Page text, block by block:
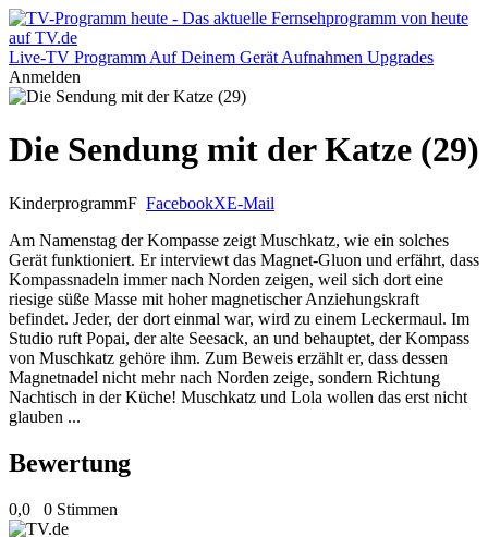
Live-TV Programm Auf Deinem Gerät Aufnahmen Upgrades
Anmelden
Die Sendung mit der Katze (29)
KinderprogrammF FacebookXE-Mail
Am Namenstag der Kompasse zeigt Muschkatz, wie ein solches
Gerät funktioniert. Er interviewt das Magnet-Gluon und erfährt, dass
Kompassnadeln immer nach Norden zeigen, weil sich dort eine
riesige süße Masse mit hoher magnetischer Anziehungskraft
befindet. Jeder, der dort einmal war, wird zu einem Leckermaul. Im
Studio ruft Popai, der alte Seesack, an und behauptet, der Kompass
von Muschkatz gehöre ihm. Zum Beweis erzählt er, dass dessen
Magnetnadel nicht mehr nach Norden zeige, sondern Richtung
Nachtisch in der Küche! Muschkatz und Lola wollen das erst nicht
glauben ...
Bewertung
0,0 0 Stimmen